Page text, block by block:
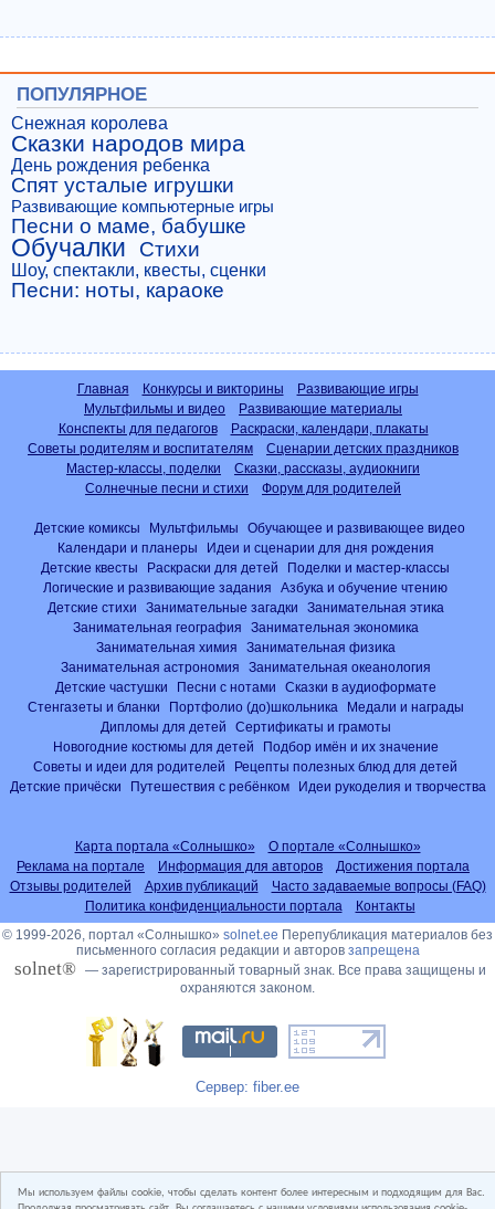
Мы используем файлы cookie, чтобы сделать контент более интересным и подходящим для Вас.
ПОПУЛЯРНОЕ
Снежная королева
Сказки народов мира
День рождения ребенка
Спят усталые игрушки
Развивающие компьютерные игры
Песни о маме, бабушке
Обучалки Стихи
Шоу, спектакли, квесты, сценки
Песни: ноты, караоке
Главная Конкурсы и викторины
Развивающие игры
Мультфильмы и видео
Развивающие материалы
Конспекты для педагогов
Раскраски, календари, плакаты
Советы родителям и воспитателям
Сценарии детских праздников
Мастер-классы, поделки
Сказки, рассказы, аудиокниги
Солнечные песни и стихи
Форум для родителей
Детские комиксы Мультфильмы
Обучающее и развивающее видео
Календари и планеры
Идеи и сценарии для дня рождения
Детские квесты
Раскраски для детей
Поделки и мастер-классы
Логические и развивающие задания
Азбука и обучение чтению
Детские стихи
Занимательные загадки
Занимательная этика
Занимательная география
Занимательная экономика
Занимательная химия
Занимательная физика
Занимательная астрономия
Занимательная океанология
Детские частушки
Песни с нотами
Сказки в аудиоформате
Стенгазеты и бланки
Портфолио (до)школьника
Медали и награды
Дипломы для детей
Сертификаты и грамоты
Новогодние костюмы для детей
Подбор имён и их значение
Советы и идеи для родителей
Рецепты полезных блюд для детей
Детские причёски
Путешествия с ребёнком Идеи рукоделия и творчества
Карта портала «Солнышко»
О портале «Солнышко»
Реклама на портале
Информация для авторов
Достижения портала
Отзывы родителей
Архив публикаций
Часто задаваемые вопросы (FAQ)
Политика конфиденциальности портала
Контакты
© 1999-2026, портал «Солнышко» solnet.ee Перепубликация материалов без
письменного согласия редакции и авторов запрещена
solnet® — зарегистрированный товарный знак. Все права защищены и
охраняются законом.
Сервер: fiber.ee